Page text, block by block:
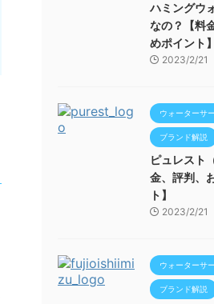
ハミングウ
なの？【料
めポイント】
2023/2/21
ウォーターサ
ブランド解説
ピュレスト
金、評判、
ト】
2023/2/21
ウォーターサ
ブランド解説